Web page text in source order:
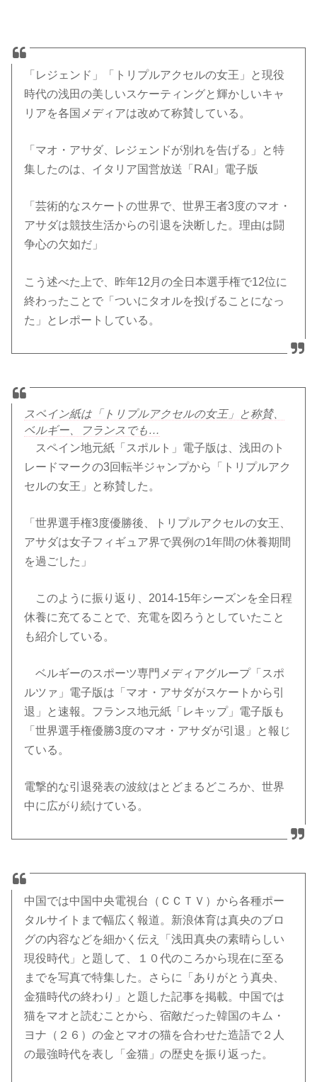
「レジェンド」「トリプルアクセルの女王」と現役
時代の浅田の美しいスケーティングと輝かしいキャ
リアを各国メディアは改めて称賛している。
「マオ・アサダ、レジェンドが別れを告げる」と特
集したのは、イタリア国営放送「RAI」電子版
「芸術的なスケートの世界で、世界王者3度のマオ・
アサダは競技生活からの引退を決断した。理由は闘
争心の欠如だ」
こう述べた上で、昨年12月の全日本選手権で12位に
終わったことで「ついにタオルを投げることになっ
た」とレポートしている。
スペイン紙は「トリプルアクセルの女王」と称賛、
ベルギー、フランスでも…
スペイン地元紙「スポルト」電子版は、浅田のト
レードマークの3回転半ジャンプから「トリプルアク
セルの女王」と称賛した。
「世界選手権3度優勝後、トリプルアクセルの女王、
アサダは女子フィギュア界で異例の1年間の休養期間
を過ごした」
このように振り返り、2014-15年シーズンを全日程
休養に充てることで、充電を図ろうとしていたこと
も紹介している。
ベルギーのスポーツ専門メディアグループ「スポ
ルツァ」電子版は「マオ・アサダがスケートから引
退」と速報。フランス地元紙「レキップ」電子版も
「世界選手権優勝3度のマオ・アサダが引退」と報じ
ている。
電撃的な引退発表の波紋はとどまるどころか、世界
中に広がり続けている。
中国では中国中央電視台（ＣＣＴＶ）から各種ポー
タルサイトまで幅広く報道。新浪体育は真央のブロ
グの内容などを細かく伝え「浅田真央の素晴らしい
現役時代」と題して、１０代のころから現在に至る
までを写真で特集した。さらに「ありがとう真央、
金猫時代の終わり」と題した記事を掲載。中国では
猫をマオと読むことから、宿敵だった韓国のキム・
ヨナ（２６）の金とマオの猫を合わせた造語で２人
の最強時代を表し「金猫」の歴史を振り返った。